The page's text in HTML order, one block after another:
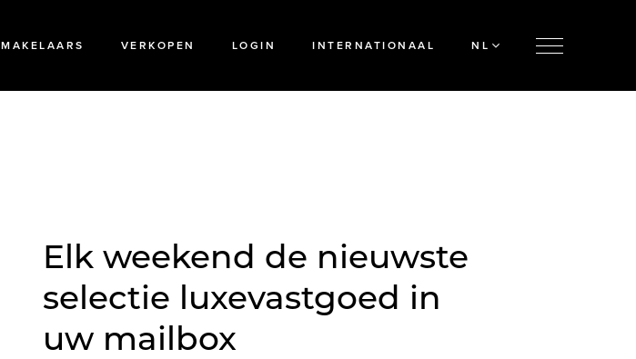
MAKELAARS VERKOPEN LOGIN INTERNATIONAAL NL
Elk weekend de nieuwste
selectie luxevastgoed in
uw mailbox